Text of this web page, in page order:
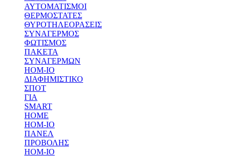
ΑΥΤΟΜΑΤΙΣΜΟΙ
ΘΕΡΜΟΣΤΑΤΕΣ
ΘΥΡΟΤΗΛΕΟΡΑΣΕΙΣ
ΣΥΝΑΓΕΡΜΟΣ
ΦΩΤΙΣΜΟΣ
ΠΑΚΕΤΑ
ΣΥΝΑΓΕΡΜΩΝ
HOM-IO
ΔΙΑΦΗΜΙΣΤΙΚΟ
ΣΠΟΤ
ΓΙΑ
SMART
HOME
HOM-IO
ΠΑΝΕΛ
ΠΡΟΒΟΛΗΣ
HOM-IO